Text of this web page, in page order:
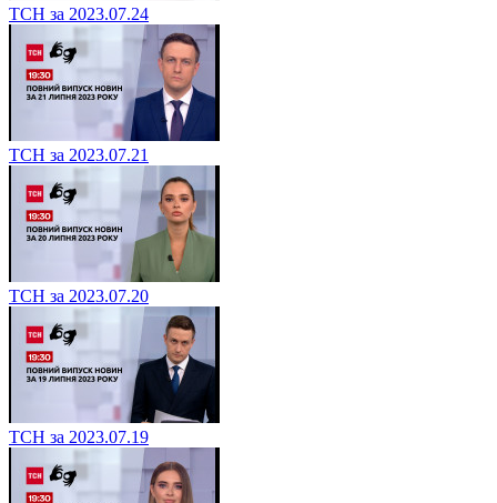
ТСН за 2023.07.24
ТСН за 2023.07.21
ТСН за 2023.07.20
ТСН за 2023.07.19